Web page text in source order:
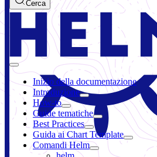
Cerca
Inizio della documentazione
Introduzione
How-to
Guide tematiche
Best Practices
Guida ai Chart Template
Comandi Helm